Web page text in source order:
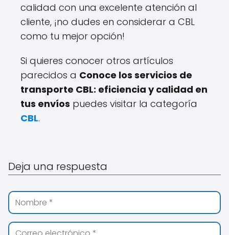
calidad con una excelente atención al
cliente, ¡no dudes en considerar a CBL
como tu mejor opción!
Si quieres conocer otros artículos
parecidos a Conoce los servicios de
transporte CBL: eficiencia y calidad en
tus envíos puedes visitar la categoría
CBL.
Deja una respuesta